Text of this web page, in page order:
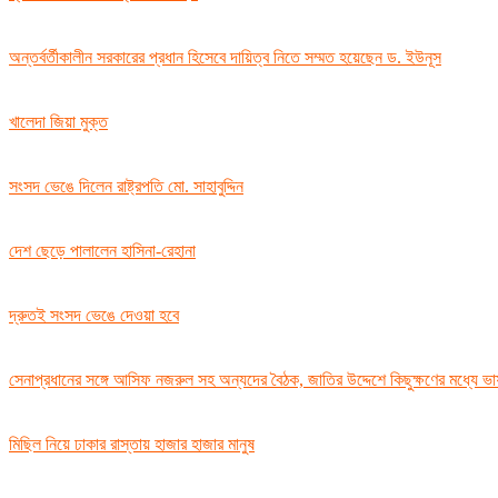
অন্তর্বর্তীকালীন সরকারের প্রধান হিসেবে দায়িত্ব নিতে সম্মত হয়েছেন ড. ইউনূস
খালেদা জিয়া মুক্ত
সংসদ ভেঙে দিলেন রাষ্ট্রপতি মো. সাহাবুদ্দিন
দেশ ছেড়ে পালালেন হাসিনা-রেহানা
দ্রুতই সংসদ ভেঙে দেওয়া হবে
সেনাপ্রধানের সঙ্গে আসিফ নজরুল সহ অন্যদের বৈঠক, জাতির উদ্দেশে কিছুক্ষণের মধ্যে
মিছিল নিয়ে ঢাকার রাস্তায় হাজার হাজার মানুষ